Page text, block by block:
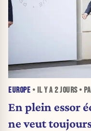
EUROPE • IL Y A 2 JOURS•
En plein essor
ne veut